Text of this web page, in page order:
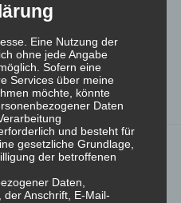
Eine Nutzung der
ohne jede Angabe
Sofern eine
Services über meine
möchte, könnte
Daten
und besteht für
gesetzliche Grundlage,
der betroffenen
Daten,
der Anschrift, E-Mail-